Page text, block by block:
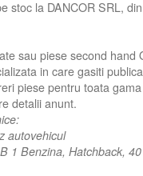
stoc la DANCOR SRL,
sau piese second hand
in care gasiti
piese pentru toata
detalii anunt.
autovehicul
1 Benzina, Hatchback,